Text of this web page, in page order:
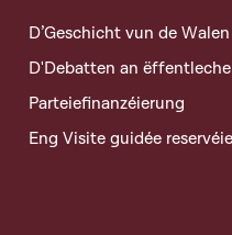
D’Geschicht vun de Walen
D'Debatten an
Parteiefinanzéierung
Eng Visite guidée